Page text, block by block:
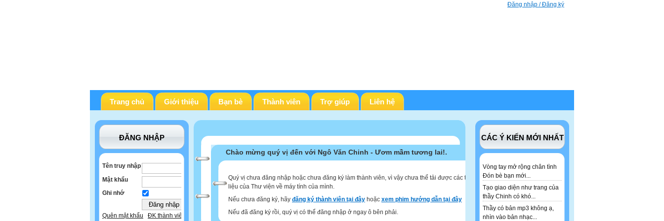
Đăng nhập / Đăng ký
Trang chủ Giới thiệu Bạn bè Thành viên Trợ giúp Liên hệ
ĐĂNG NHẬP
Tên truy nhập
Mật khẩu
Ghi nhớ
Quên mật khẩu ĐK thành viên
CÁC Ý KIẾN MỚI NHẤT
Vòng tay mở rộng chân tình
Đón bè bạn mới...
Tạo giao diện như trang của
thầy Chinh có khó...
Thầy có bản mp3 không ạ,
nhìn vào bản nhạc...
Chào mừng quý vị đến với Ngô Văn Chinh - Ươm mầm tương lai!.
Quý vị chưa đăng nhập hoặc chưa đăng ký làm thành viên, vì vậy chưa thể tải được các tư
liệu của Thư viện về máy tính của mình.
Nếu chưa đăng ký, hãy đăng ký thành viên tại đây hoặc xem phim hướng dẫn tại đây
Nếu đã đăng ký rồi, quý vị có thể đăng nhập ở ngay ô bên phải.